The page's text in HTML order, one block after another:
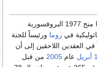
وكاردينال في يونيو من نفس العام. كما منح 1977 البروفسورية
في روما ورئيساً للجنة
في العقدين اللاحقين إلى أن
عام 2005 من قبل